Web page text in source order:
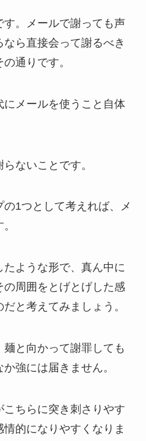
。メールで謝っても声
ら直接会って謝るべき
通りです。
メールを使うこと自体
ないことです。
1つとして考えれば、メ
たような形で、真ん中に
周囲をとげとげした感
と考えてみましょう。
と向かって謝罪しても
強には届きません。
ちらに突き刺さりやす
的になりやすくなりま